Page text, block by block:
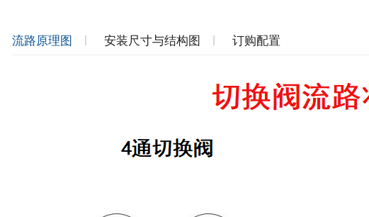
流路原理图 安装尺寸与结构图 订购配置